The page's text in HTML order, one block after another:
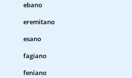
ebano
eremitano
esano
fagiano
feniano